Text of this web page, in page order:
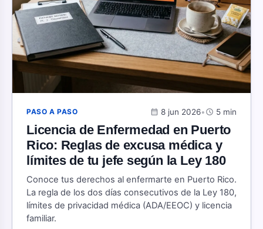
PASO A PASO calendar_month 8 jun 2026•schedule 5 min
Licencia de Enfermedad en Puerto
Rico: Reglas de excusa médica y
límites de tu jefe según la Ley 180
Conoce tus derechos al enfermarte en Puerto Rico.
La regla de los dos días consecutivos de la Ley 180,
límites de privacidad médica (ADA/EEOC) y licencia
familiar.